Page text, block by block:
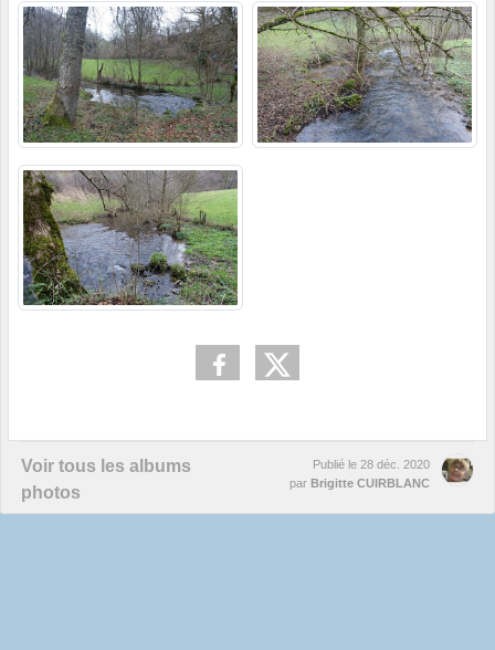
Voir tous les albums
photos
Publié le 28 déc. 2020
par Brigitte CUIRBLANC